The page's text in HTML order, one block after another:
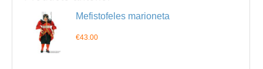
Mefistofeles marioneta
€43.00